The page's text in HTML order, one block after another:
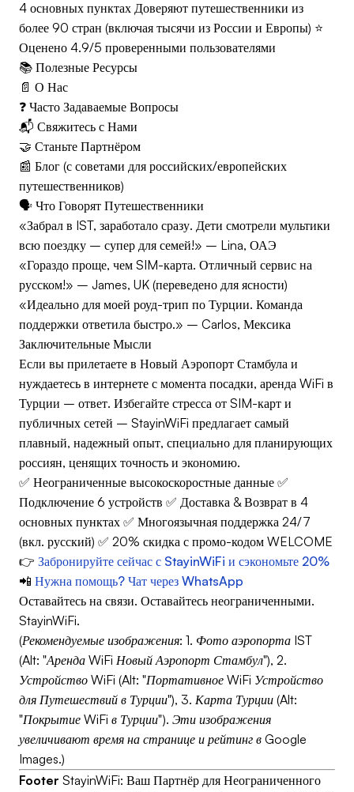
4 основных пунктах Доверяют путешественники из
более 90 стран (включая тысячи из России и Европы) ⭐
Оценено 4.9/5 проверенными пользователями
📚 Полезные Ресурсы
📄 О Нас
❓ Часто Задаваемые Вопросы
📬 Свяжитесь с Нами
🤝 Станьте Партнёром
📰 Блог (с советами для российских/европейских
путешественников)
🗣️ Что Говорят Путешественники
«Забрал в IST, заработало сразу. Дети смотрели мультики
всю поездку – супер для семей!» – Lina, ОАЭ
«Гораздо проще, чем SIM-карта. Отличный сервис на
русском!» – James, UK (переведено для ясности)
«Идеально для моей роуд-трип по Турции. Команда
поддержки ответила быстро.» – Carlos, Мексика
Заключительные Мысли
Если вы прилетаете в Новый Аэропорт Стамбула и
нуждаетесь в интернете с момента посадки, аренда WiFi в
Турции – ответ. Избегайте стресса от SIM-карт и
публичных сетей – StayinWiFi предлагает самый
плавный, надежный опыт, специально для планирующих
россиян, ценящих точность и экономию.
✅ Неограниченные высокоскоростные данные ✅
Подключение 6 устройств ✅ Доставка & Возврат в 4
основных пунктах ✅ Многоязычная поддержка 24/7
(вкл. русский) ✅ 20% скидка с промо-кодом WELCOME
👉 Забронируйте сейчас с StayinWiFi и сэкономьте 20%
📲 Нужна помощь? Чат через WhatsApp
Оставайтесь на связи. Оставайтесь неограниченными.
StayinWiFi.
(Рекомендуемые изображения: 1. Фото аэропорта IST
(Alt: "Аренда WiFi Новый Аэропорт Стамбул"), 2.
Устройство WiFi (Alt: "Портативное WiFi Устройство
для Путешествий в Турции"), 3. Карта Турции (Alt:
"Покрытие WiFi в Турции"). Эти изображения
увеличивают время на странице и рейтинг в Google
Images.)
Footer StayinWiFi: Ваш Партнёр для Неограниченного